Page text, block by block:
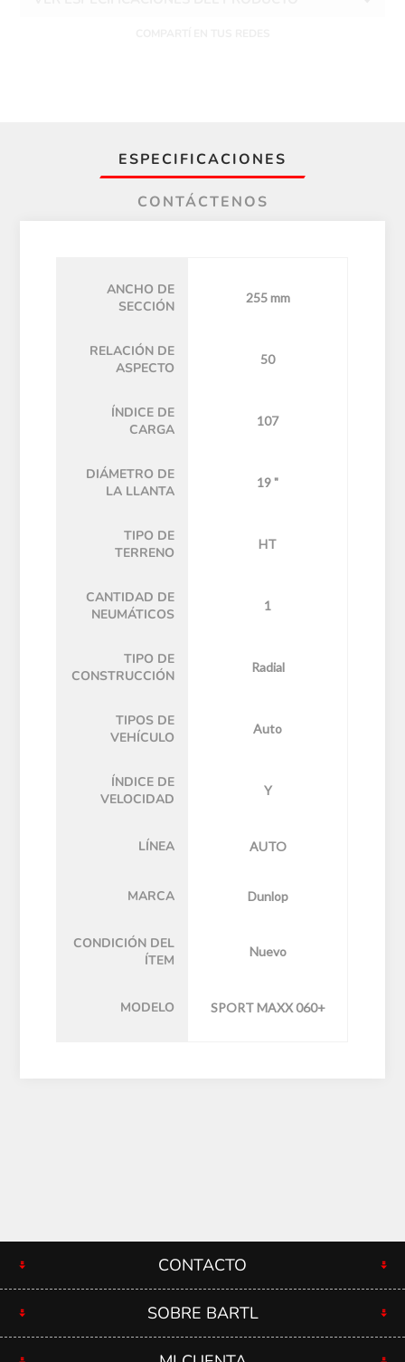
ESPECIFICACIONES
CONTÁCTENOS
ANCHO DE
SECCIÓN
255 mm
RELACIÓN DE
ASPECTO
50
ÍNDICE DE
CARGA
107
DIÁMETRO DE
LA LLANTA
19 "
TIPO DE
TERRENO
HT
CANTIDAD DE
NEUMÁTICOS
1
TIPO DE
CONSTRUCCIÓN
Radial
TIPOS DE
VEHÍCULO
Auto
ÍNDICE DE
VELOCIDAD
Y
LÍNEA AUTO
MARCA Dunlop
CONDICIÓN DEL
ÍTEM
Nuevo
MODELO SPORT MAXX 060+
CONTACTO
SOBRE BARTL